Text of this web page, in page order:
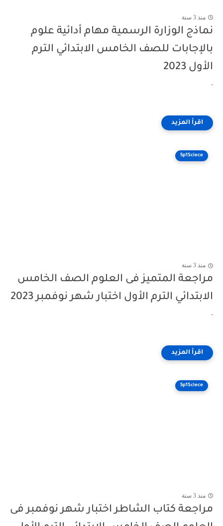
منذ 3 سنة
نماذج الوزارة الرسمية مهام أدائية علوم
بالإجابات للصف الخامس الابتدائي الترم
الأول 2023
-
5p1Sciece
منذ 3 سنة
مراجعة المتميز فى العلوم الصف الخامس
الابتدائي الترم الأول اختبار شهر نوفمبر 2023
-
5p1Sciece
منذ 3 سنة
مراجعة كتاب الشاطر اختبار شهر نوفمبر فى